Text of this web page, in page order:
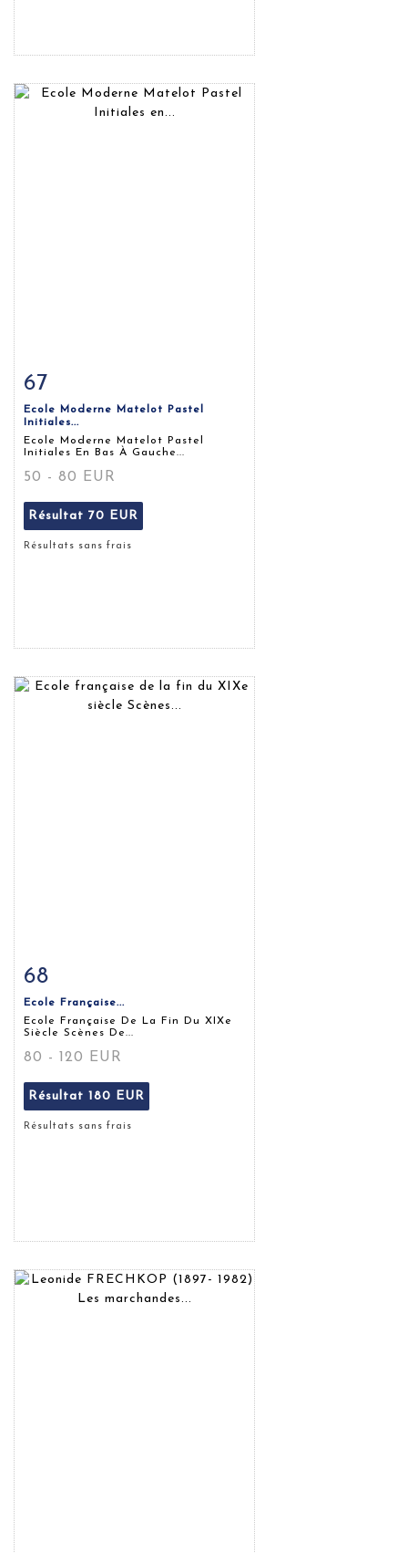
Fiche détaillée
67
Ecole Moderne Matelot Pastel
Initiales...
Ecole Moderne Matelot Pastel
Initiales En Bas À Gauche...
50 - 80 EUR
Résultat 70 EUR
Résultats sans frais
Fiche détaillée
68
Ecole Française...
Ecole Française De La Fin Du XIXe
Siècle Scènes De...
80 - 120 EUR
Résultat 180 EUR
Résultats sans frais